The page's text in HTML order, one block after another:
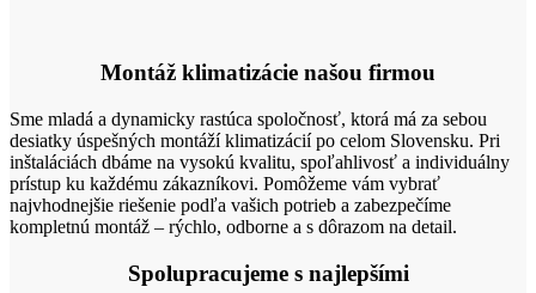
Montáž klimatizácie našou firmou
Sme mladá a dynamicky rastúca spoločnosť, ktorá má za sebou
desiatky úspešných montáží klimatizácií po celom Slovensku. Pri
inštaláciách dbáme na vysokú kvalitu, spoľahlivosť a individuálny
prístup ku každému zákazníkovi. Pomôžeme vám vybrať
najvhodnejšie riešenie podľa vašich potrieb a zabezpečíme
kompletnú montáž – rýchlo, odborne a s dôrazom na detail.
Spolupracujeme s najlepšími